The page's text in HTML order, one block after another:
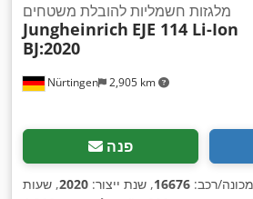
Nürtingen 2,905 km
מלגזות חשמליות להובלת משטחים
Jungheinrich EJE 114 Li-Ion
BJ:2020
פנה
רכב: 16676, שנת ייצור: 2020, שעות